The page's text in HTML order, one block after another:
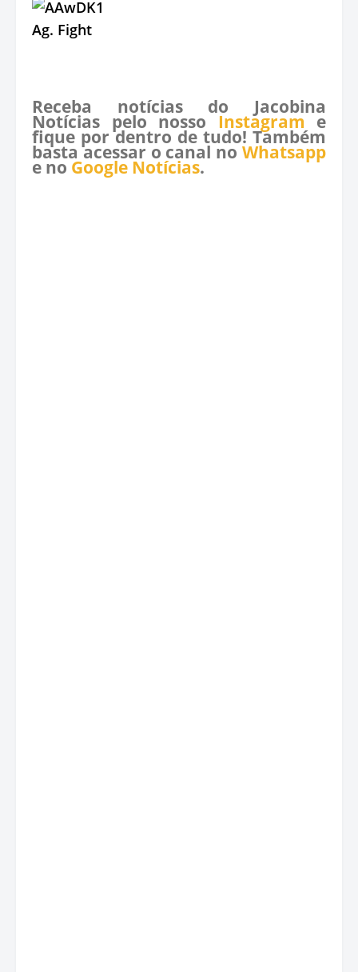
Ag. Fight
Receba notícias do Jacobina
Notícias pelo nosso Instagram e
fique por dentro de tudo! Também
basta acessar o canal no Whatsapp
e no Google Notícias.